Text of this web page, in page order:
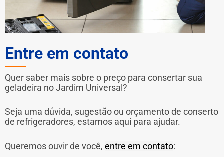
Entre em contato
Quer saber mais sobre o preço para consertar sua
geladeira no Jardim Universal?
Seja uma dúvida, sugestão ou orçamento de conserto
de refrigeradores, estamos aqui para ajudar.
Queremos ouvir de você, entre em contato: